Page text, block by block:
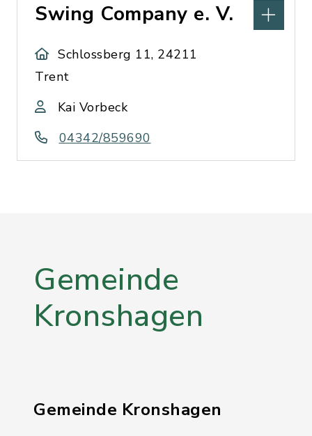
Swing Company e. V.
Schlossberg 11, 24211
Trent
Kai Vorbeck
04342/859690
Gemeinde
Kronshagen
Gemeinde Kronshagen